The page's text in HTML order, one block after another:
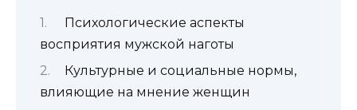
Психологические аспекты
восприятия мужской наготы
Культурные и социальные нормы,
влияющие на мнение женщин